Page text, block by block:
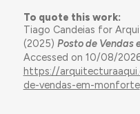
que o projeto estava
Urbanização de
nascente, “numa área
habitação”.
terreno, a construção
To quote this work:
Tiago Candeias for
(2025) Posto de Vendas
Accessed on 10/08/
https://
de-vendas-em-monforte